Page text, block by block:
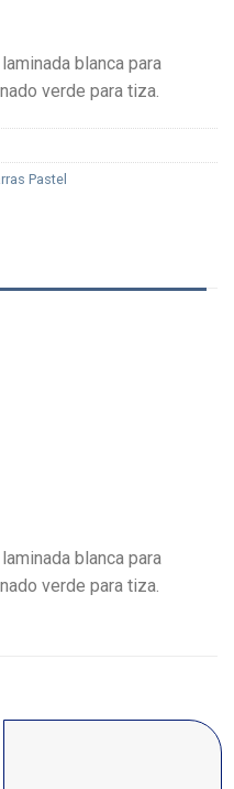
blanca para
verde para tiza.
Pastel
blanca para
verde para tiza.